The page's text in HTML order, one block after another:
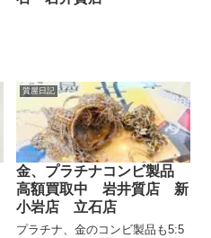
質屋日記
金、プラチナコンビ製品
高額買取中 岩井質店 新
小岩店 立石店
プラチナ、金のコンビ製品も5:5